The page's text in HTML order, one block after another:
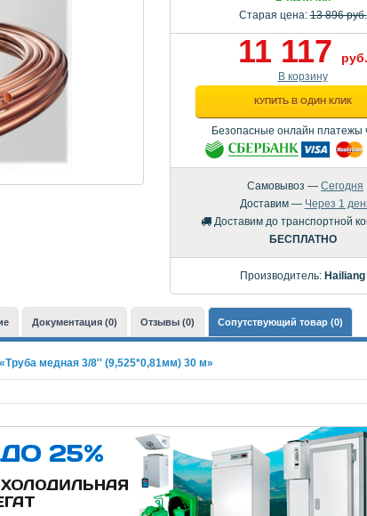
Старая цена:13 896 руб.
11 117 руб.
В корзину
КУПИТЬ В ОДИН КЛИК
Безопасные онлайн платежы
Самовывоз — Сегодня
Доставим — Через 1
Доставим до транспортной
БЕСПЛАТНО
Производитель: Hailiang
Документация (0) Отзывы (0) Сопутствующий товар (0)
медная 3/8'' (9,525*0,81мм) 30 м»